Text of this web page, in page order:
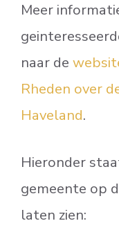
Meer
naar de
Rheden over
Haveland.
Hieronder
gemeente op
laten zien: